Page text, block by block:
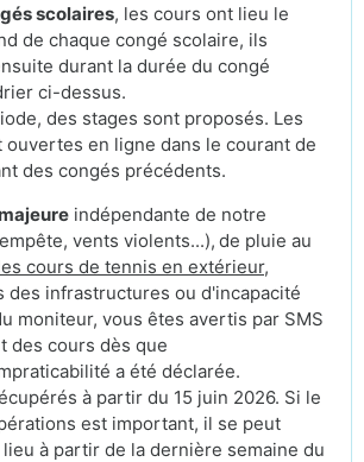
scolaires, les cours ont lieu le
de chaque congé scolaire, ils
durant la durée du congé
ci-dessus.
des stages sont proposés. Les
en ligne dans le courant de
des congés précédents.
indépendante de notre
vents violents...), de pluie au
cours de tennis en extérieur,
des infrastructures ou d'incapacité
moniteur, vous êtes avertis par SMS
des cours dès que
a été déclarée.
à partir du 15 juin 2026. Si le
est important, il se peut
à partir de la dernière semaine du